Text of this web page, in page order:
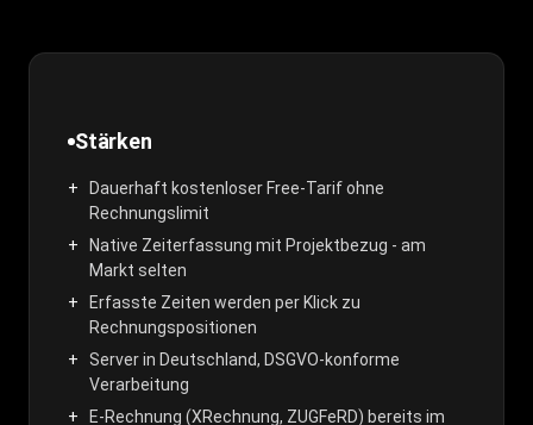
Stärken
Dauerhaft kostenloser Free-Tarif ohne
Rechnungslimit
Native Zeiterfassung mit Projektbezug - am
Markt selten
Erfasste Zeiten werden per Klick zu
Rechnungspositionen
Server in Deutschland, DSGVO-konforme
Verarbeitung
E-Rechnung (XRechnung, ZUGFeRD) bereits im